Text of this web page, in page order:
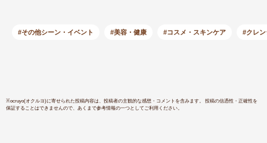
#その他シーン・イベント #美容・健康 #コスメ・スキンケア #クレ
※ocruyo(オクルヨ)に寄せられた投稿内容は、投稿者の主観的な感想・コメントを含みます。 投稿の信憑性・正確性を
保証することはできませんので、あくまで参考情報の一つとしてご利用ください。